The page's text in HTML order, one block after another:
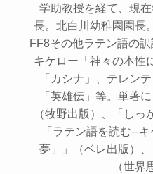
学助教授を経て、現
長。北白川幼稚園園長
FF8その他ラテン語の訳
キケロー「神々の本性
「カシナ」、テレン
「英雄伝」等。単著
（牧野出版）、「しっ
「ラテン語を読む─
夢」」（ベレ出版）
（世界